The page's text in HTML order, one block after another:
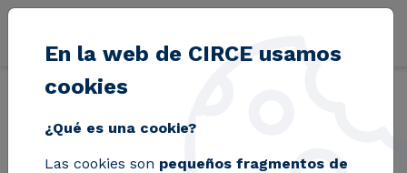
Pasar al contenido principal
Blog ¿Sabes si tu empresa está obligada a conformar
En la web de CIRCE usamos
cookies
¿Qué es una cookie?
Las cookies son pequeños fragmentos de